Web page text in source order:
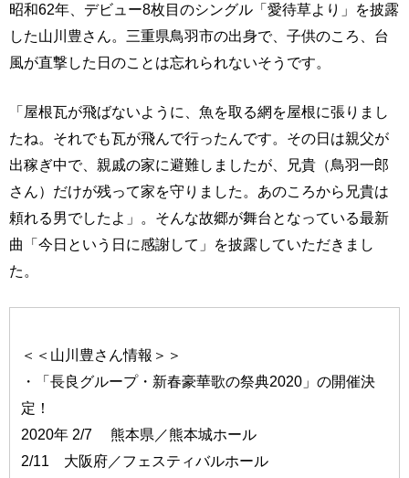
昭和62年、デビュー8枚目のシングル「愛待草より」を披露
した山川豊さん。三重県鳥羽市の出身で、子供のころ、台
風が直撃した日のことは忘れられないそうです。
「屋根瓦が飛ばないように、魚を取る網を屋根に張りまし
たね。それでも瓦が飛んで行ったんです。その日は親父が
出稼ぎ中で、親戚の家に避難しましたが、兄貴（鳥羽一郎
さん）だけが残って家を守りました。あのころから兄貴は
頼れる男でしたよ」。そんな故郷が舞台となっている最新
曲「今日という日に感謝して」を披露していただきまし
た。
＜＜山川豊さん情報＞＞
・「長良グループ・新春豪華歌の祭典2020」の開催決
定！
2020年 2/7 熊本県／熊本城ホール
2/11 大阪府／フェスティバルホール